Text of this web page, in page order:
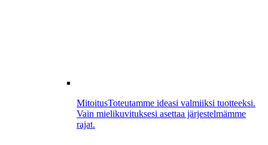
MitoitusToteutamme ideasi valmiiksi tuotteeksi.
Vain mielikuvituksesi asettaa järjestelmämme
rajat.